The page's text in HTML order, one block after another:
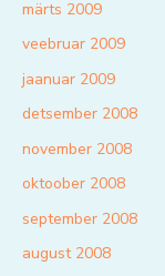
märts 2009
veebruar 2009
jaanuar 2009
detsember 2008
november 2008
oktoober 2008
september 2008
august 2008